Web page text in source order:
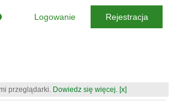
przeglądarki. Dowiedz się więcej. [x]
Logowanie Rejestracja